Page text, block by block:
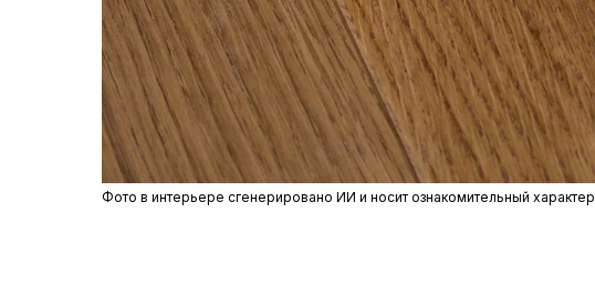
Фото в интерьере сгенерировано ИИ и носит ознакомительный характер